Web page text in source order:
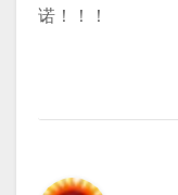
诺！！！